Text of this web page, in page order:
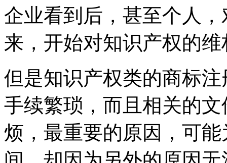
企业看到后，甚至个人
来，开始对知识产权的
但是知识产权类的商标
手续繁琐，而且相关的
烦，最重要的原因，可